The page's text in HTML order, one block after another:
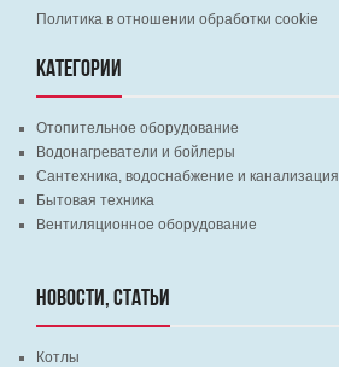
Политика в отношении обработки cookie
КАТЕГОРИИ
Отопительное оборудование
Водонагреватели и бойлеры
Сантехника, водоснабжение и канализация
Бытовая техника
Вентиляционное оборудование
НОВОСТИ, СТАТЬИ
Котлы